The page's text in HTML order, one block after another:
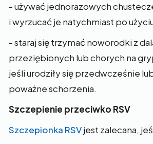
- używać jednorazowych
i wyrzucać je natychmiast po
- staraj się trzymać noworodki z
przeziębionych lub chorych na
jeśli urodziły się przedwcześnie
poważne schorzenia.
Szczepienie przeciwko RSV
Szczepionka RSVjest zalecana,